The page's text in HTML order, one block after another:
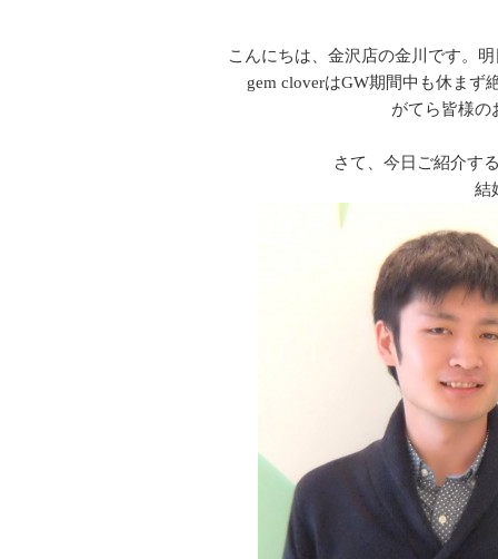
こんにちは、金沢店の金川です。
gem cloverはGW期間中も休まず
がてら皆様の
さて、今日ご紹介す
結